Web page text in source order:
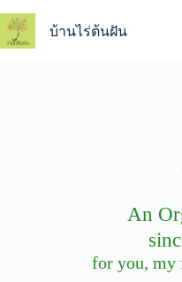
to
content
บ้านไร่ต้นฝัน
An
for you, my